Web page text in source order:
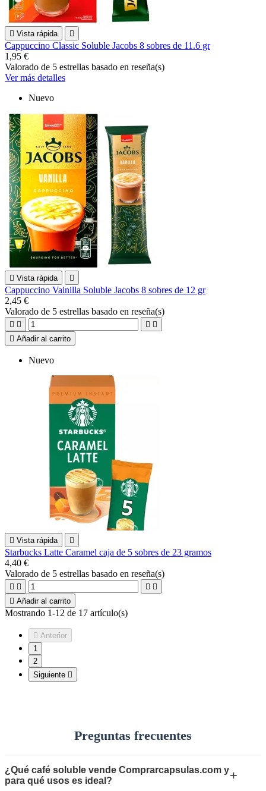
 Vista rápida 
Cappuccino Classic Soluble Jacobs 8 sobres de 11.6 gr
1,95 €
Valorado de 5 estrellas basado en reseña(s)
Ver más detalles
Nuevo
 Vista rápida 
Cappuccino Vainilla Soluble Jacobs 8 sobres de 12 gr
2,45 €
Valorado de 5 estrellas basado en reseña(s)
   
 Añadir al carrito
Nuevo
 Vista rápida 
Starbucks Latte Caramel caja de 5 sobres de 23 gramos
4,40 €
Valorado de 5 estrellas basado en reseña(s)
   
 Añadir al carrito
Mostrando 1-12 de 17 artículo(s)
 Anterior
1
2
Siguiente 
Preguntas frecuentes
¿Qué café soluble vende Comprarcapsulas.com y
para qué usos es ideal?
+